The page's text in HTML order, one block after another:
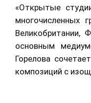
«Открытые
многочисленных
Великобритании,
основным
Горелова
композиций с